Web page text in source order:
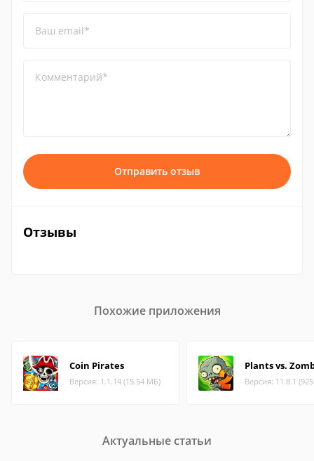
Ваш email*
Комментарий*
Отправить отзыв
Отзывы
Похожие приложения
Coin Pirates
Версия: 1.1.14 (15.54 МБ)
Plants vs.
Версия: 11.8.1
Актуальные статьи